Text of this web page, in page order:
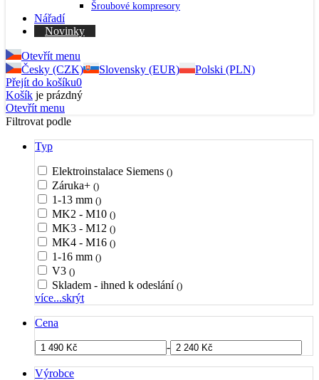
Šroubové kompresory
Nářadí
Novinky
Otevřít menu
Česky (CZK)
Slovensky (EUR)
Polski (PLN)
Přejít do košíku0
Košík je prázdný
Otevřít menu
Filtrovat podle
Typ
Elektroinstalace Siemens ()
Záruka+ ()
1-13 mm ()
MK2 - M10 ()
MK3 - M12 ()
MK4 - M16 ()
1-16 mm ()
V3 ()
Skladem - ihned k odeslání ()
více...skrýt
Cena
-
Výrobce